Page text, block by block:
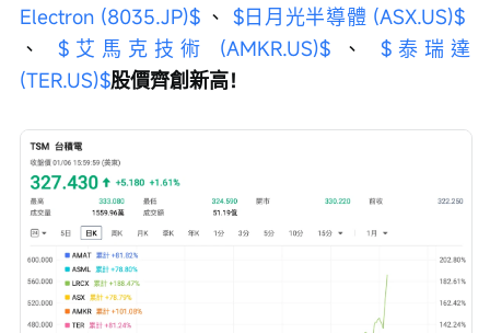
Electron (8035.JP)$ 、 $日月光半導體 (ASX.US)$
、 $艾馬克技術 (AMKR.US)$ 、 $泰瑞達
(TER.US)$股價齊創新高！